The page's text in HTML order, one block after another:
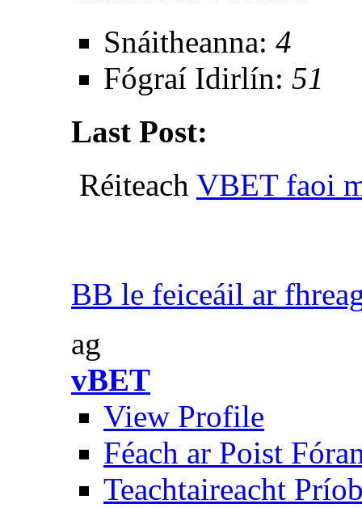
Snáitheanna: 4
Fógraí Idirlín: 51
Last Post:
Réiteach VBET faoi
BB le feiceáil ar
ag
vBET
View Profile
Féach ar Poist
Teachtaireacht